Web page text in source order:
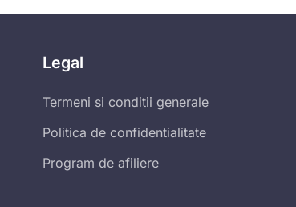
Legal
Termeni si conditii generale
Politica de confidentialitate
Program de afiliere